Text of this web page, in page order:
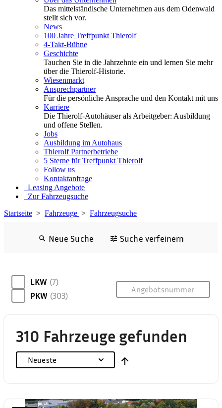
Das mittelständische Unternehmen aus dem Odenwald
stellt sich vor.
News
100 Jahre Treffpunkt Thierolf
4-Takt-Bühne
Geschichte
Tauchen Sie in die Jahrzehnte ein und lernen Sie mehr
über die Thierolf-Historie.
Wiesenmarkt
Ansprechpartner
Für die persönliche Ansprache und den Kontakt mit uns
Karriere
Die Thierolf-Autohäuser als Arbeitgeber: Ausbildung
und offene Stellen.
Jobs
Ausbildung im Autohaus
Thierolf Partnerbetriebe
5 Sterne für Treffpunkt Thierolf
Follow us
Kontaktanfrage
Leasing Angebote
Zur Fahrzeugsuche
Startseite > Fahrzeuge > Fahrzeugsuche
Neue Suche Suche verfeinern
LKW (7)
PKW (303)
310 Fahrzeuge gefunden
Neueste